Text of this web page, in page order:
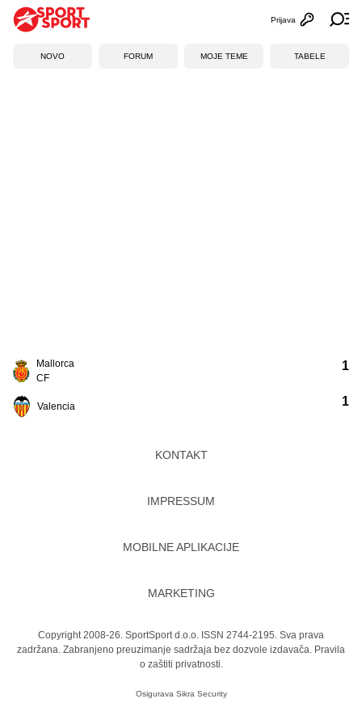
Otvori
Prijava
NOVO FORUM MOJE TEME TABELE
Mallorca
CF
Valencia
1
1
KONTAKT
IMPRESSUM
MOBILNE APLIKACIJE
MARKETING
Copyright 2008-26. SportSport d.o.o. ISSN 2744-2195. Sva prava
zadržana. Zabranjeno preuzimanje sadržaja bez dozvole izdavača. Pravila
o zaštiti privatnosti.
Osigurava Sikra Security